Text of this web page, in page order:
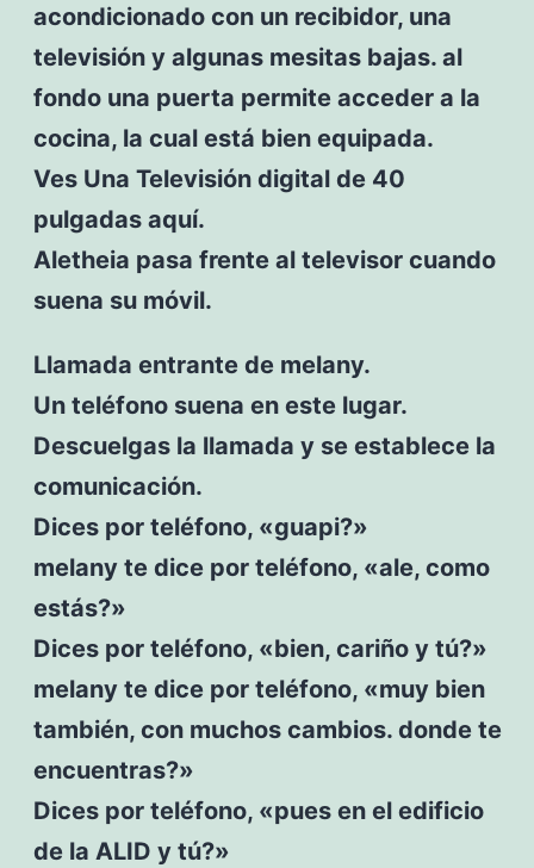
acondicionado con un recibidor, una
televisión y algunas mesitas bajas. al
fondo una puerta permite acceder a la
cocina, la cual está bien equipada.
Ves Una Televisión digital de 40
pulgadas aquí.
Aletheia pasa frente al televisor cuando
suena su móvil.
Llamada entrante de melany.
Un teléfono suena en este lugar.
Descuelgas la llamada y se establece la
comunicación.
Dices por teléfono, «guapi?»
melany te dice por teléfono, «ale, como
estás?»
Dices por teléfono, «bien, cariño y tú?»
melany te dice por teléfono, «muy bien
también, con muchos cambios. donde te
encuentras?»
Dices por teléfono, «pues en el edificio
de la ALID y tú?»